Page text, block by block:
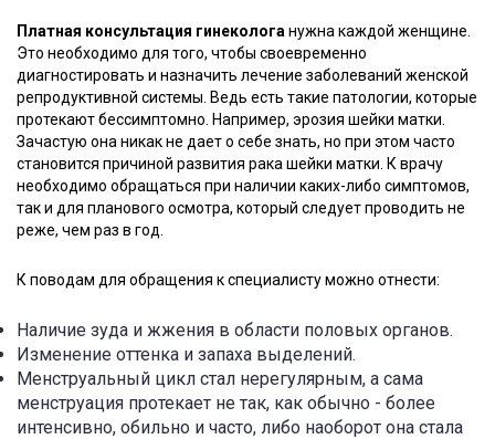
Платная консультация гинеколога нужна каждой женщине.
Это необходимо для того, чтобы своевременно
диагностировать и назначить лечение заболеваний женской
репродуктивной системы. Ведь есть такие патологии, которые
протекают бессимптомно. Например, эрозия шейки матки.
Зачастую она никак не дает о себе знать, но при этом часто
становится причиной развития рака шейки матки. К врачу
необходимо обращаться при наличии каких-либо симптомов,
так и для планового осмотра, который следует проводить не
реже, чем раз в год.
К поводам для обращения к специалисту можно отнести:
Наличие зуда и жжения в области половых органов.
Изменение оттенка и запаха выделений.
Менструальный цикл стал нерегулярным, а сама
менструация протекает не так, как обычно - более
интенсивно, обильно и часто, либо наоборот она стала